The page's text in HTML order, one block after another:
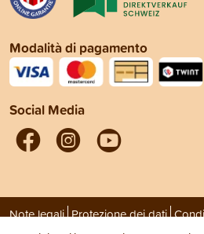
Modalità di pagamento
Social Media
Note legali Protezione dei dati